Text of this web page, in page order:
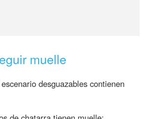
muelle
desguazables contienen